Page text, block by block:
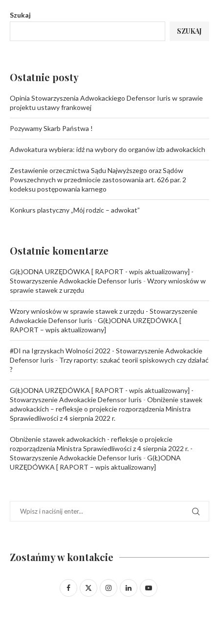
Szukaj
SZUKAJ
Ostatnie posty
Opinia Stowarzyszenia Adwokackiego Defensor Iuris w sprawie
projektu ustawy frankowej
Pozywamy Skarb Państwa !
Adwokatura wybiera: idź na wybory do organów izb adwokackich
Zestawienie orzecznictwa Sądu Najwyższego oraz Sądów
Powszechnych w przedmiocie zastosowania art. 626 par. 2
kodeksu postępowania karnego
Konkurs plastyczny „Mój rodzic – adwokat”
Ostatnie komentarze
G(Ł)ODNA URZĘDÓWKA [ RAPORT - wpis aktualizowany] -
Stowarzyszenie Adwokackie Defensor Iuris - Wzory wniosków w
sprawie stawek z urzędu
Wzory wniosków w sprawie stawek z urzędu - Stowarzyszenie
Adwokackie Defensor Iuris - G(Ł)ODNA URZĘDÓWKA [
RAPORT – wpis aktualizowany]
#DI na Igrzyskach Wolności 2022 - Stowarzyszenie Adwokackie
Defensor Iuris - Trzy raporty: szukać teorii spiskowych czy działać
?
G(Ł)ODNA URZĘDÓWKA [ RAPORT - wpis aktualizowany] -
Stowarzyszenie Adwokackie Defensor Iuris - Obniżenie stawek
adwokackich – refleksje o projekcie rozporządzenia Ministra
Sprawiedliwości z 4 sierpnia 2022 r.
Obniżenie stawek adwokackich - refleksje o projekcie
rozporządzenia Ministra Sprawiedliwości z 4 sierpnia 2022 r. -
Stowarzyszenie Adwokackie Defensor Iuris - G(Ł)ODNA
URZĘDÓWKA [ RAPORT – wpis aktualizowany]
Zostańmy w kontakcie